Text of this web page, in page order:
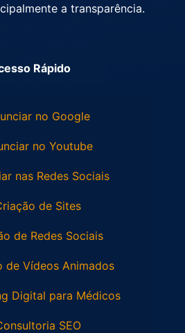
a transparência.
Rápido
no Google
no Youtube
nas Redes Sociais
de Sites
de Redes Sociais
de Vídeos Animados
Digital para Médicos
SEO